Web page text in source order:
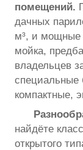
помещений.
дачных
м³, и мощные
мойка,
владельцев
специальные
компактные,
найдёте
открытого